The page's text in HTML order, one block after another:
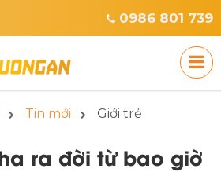
0986 801 739
Tin mới Giới trẻ
ra đời từ bao giờ